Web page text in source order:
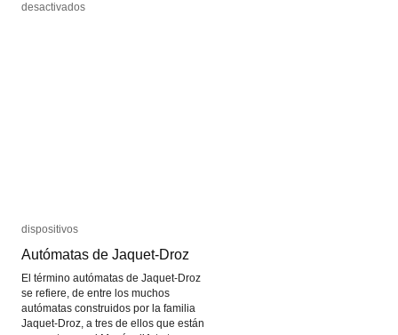
desactivadosen
desactivadosen
dispositivos
Autómatas de Jaquet-Droz
El término autómatas de Jaquet-Droz
se refiere, de entre los muchos
autómatas construidos por la familia
Jaquet-Droz, a tres de ellos que están
dispositivos
Autómatas de Jaquet-Droz